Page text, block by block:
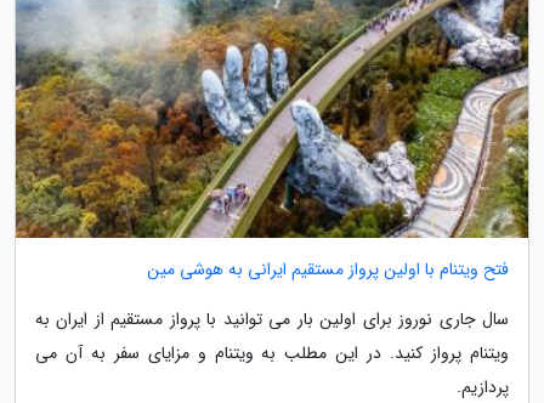
فتح ویتنام با اولین پرواز مستقیم ایرانی به هوشی مین
سال جاری نوروز برای اولین بار می توانید با پرواز مستقیم از ایران به
ویتنام پرواز کنید. در این مطلب به ویتنام و مزایای سفر به آن می
پردازیم.